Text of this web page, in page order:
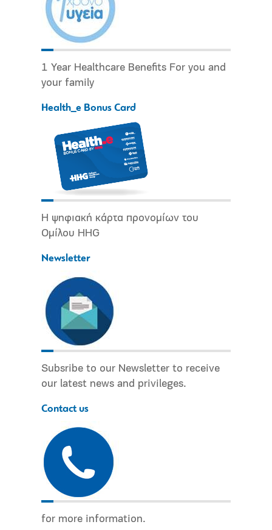
1 Year Healthcare Benefits For you and
your family
Health_e Bonus Card
Η ψηφιακή κάρτα προνομίων του
Ομίλου HHG
Newsletter
Subsribe to our Newsletter to receive
our latest news and privileges.
Contact us
for more information.